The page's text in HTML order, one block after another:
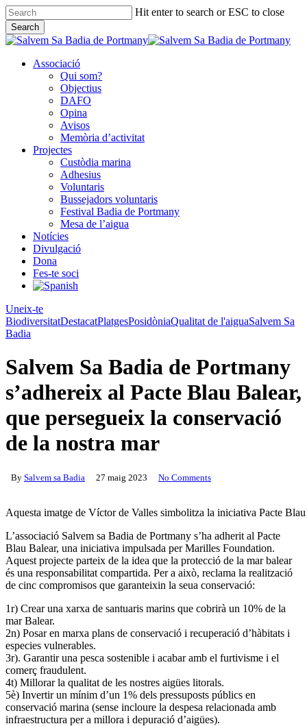
Skip
to
main
content
Hit enter to search or ESC to close
Search
Close
Associació
Qui som?
Objectius
DAFO
Opina
Avisos
Memòria d’activitat
Projectes
Custòdia marina
Adhesius
Voluntaris
Bussejadors voluntaris
Festival Badia de Portmany
Mesa de l’aigua
Notícies
Divulgació
Dona
Fes-te soci
Uneix-te
BiodiversitatDestacatPlatgesPosidòniaQualitat de l'aiguaSalvem Sa
Badia
Salvem Sa Badia de Portmany
s’adhereix al Pacte Blau Balear,
que persegueix la conservació
de la nostra mar
By Salvem sa Badia 27 maig 2023 No Comments
Aquesta imatge de Víctor de Valles simbolitza la iniciativa Pacte
L’associació Salvem sa Badia de Portmany s’ha adherit al Pacte
Blau Balear, una iniciativa impulsada per Marilles Foundation.
Aquest projecte parteix de la idea que la protecció de la mar balear
és una responsabilitat compartida. Per a això, reclama la realització
de cinc compromisos que garanteixin la seua conservació:
1r) Crear una xarxa de santuaris marins que cobrirà un 10% de la
mar Balear.
2n) Posar en marxa plans de conservació i recuperació d’hàbitats i
especies vulnerables.
3r). Garantir una pesca sostenible i acabar amb el furtivisme i el
comerç fraudulent.
4t) Millorar la qualitat de les nostres aigües litorals.
5è) Invertir un mínim d’un 1% dels pressuposts públics en
conservació marina (sense incloure la despesa relacionada amb
infraestructura per a millora i depuració d’aigües).